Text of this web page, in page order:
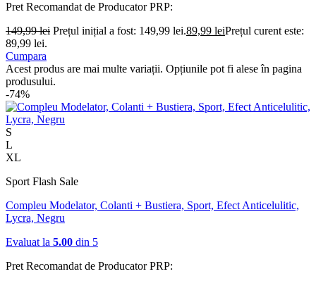
Pret Recomandat de ProducatorPRP:
149,99lei Prețul inițial a fost: 149,99 lei.89,99 leiPrețul curent este:
89,99 lei.
Cumpara
Acest produs are mai multe variații. Opțiunile pot fi alese în pagina
produsului.
-74%
S
L
XL
Sport Flash Sale
Compleu Modelator, Colanti + Bustiera, Sport, Efect Anticelulitic,
Lycra, Negru
Evaluat la 5.00 din 5
Pret Recomandat de ProducatorPRP: